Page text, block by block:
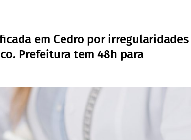
em Cedro por irregularidades
Prefeitura tem 48h para